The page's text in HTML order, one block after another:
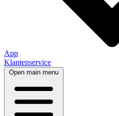
App
Klantenservice
Open main menu